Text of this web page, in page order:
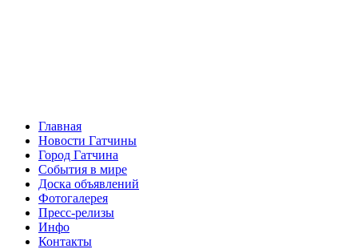
Главная
Новости Гатчины
Город Гатчина
События в мире
Доска объявлений
Фотогалерея
Пресс-релизы
Инфо
Контакты